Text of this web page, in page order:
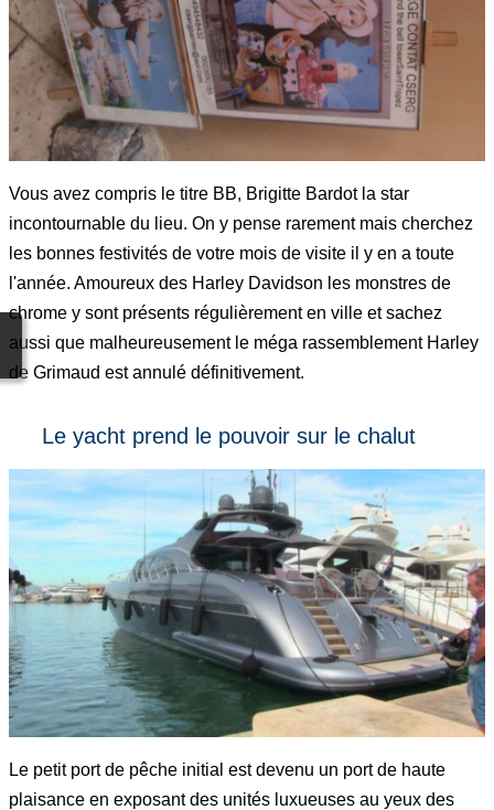
Vous avez compris le titre BB, Brigitte Bardot la star
incontournable du lieu. On y pense rarement mais cherchez
les bonnes festivités de votre mois de visite il y en a toute
l'année. Amoureux des Harley Davidson les monstres de
chrome y sont présents régulièrement en ville et sachez
aussi que malheureusement le méga rassemblement Harley
de Grimaud est annulé définitivement.
Le yacht prend le pouvoir sur le chalut
Le petit port de pêche initial est devenu un port de haute
plaisance en exposant des unités luxueuses au yeux des